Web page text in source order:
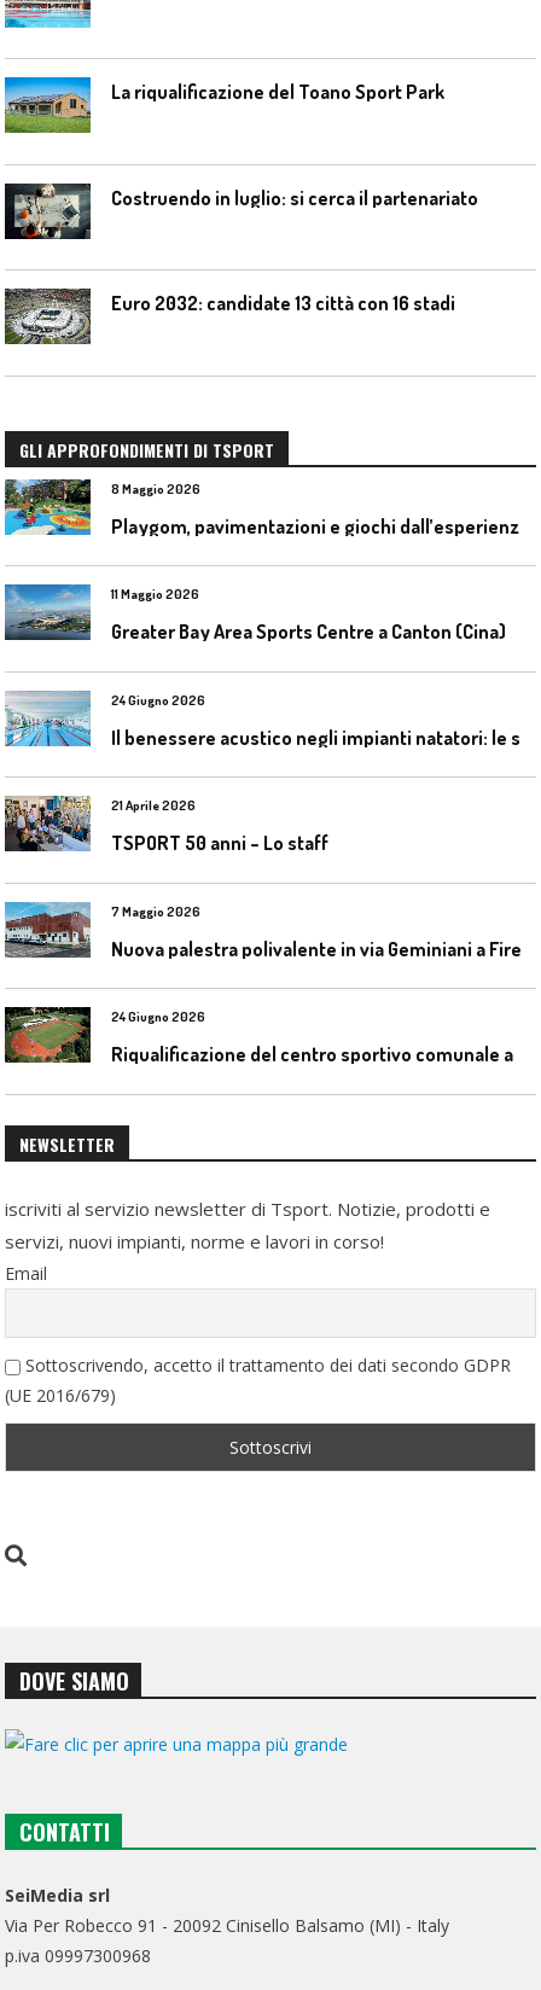
La riqualificazione del Toano Sport Park
Costruendo in luglio: si cerca il partenariato
Euro 2032: candidate 13 città con 16 stadi
GLI APPROFONDIMENTI DI TSPORT
8 Maggio 2026
11 Maggio 2026
Greater Bay Area Sports Centre a Canton (Cina)
24 Giugno 2026
21 Aprile 2026
TSPORT 50 anni – Lo staff
7 Maggio 2026
24 Giugno 2026
NEWSLETTER
iscriviti al servizio newsletter di Tsport. Notizie, prodotti e
servizi, nuovi impianti, norme e lavori in corso!
Email
Sottoscrivendo, accetto il trattamento dei dati secondo GDPR
(UE 2016/679)
DOVE SIAMO
CONTATTI
SeiMedia srl
Via Per Robecco 91 - 20092 Cinisello Balsamo (MI) - Italy
p.iva 09997300968